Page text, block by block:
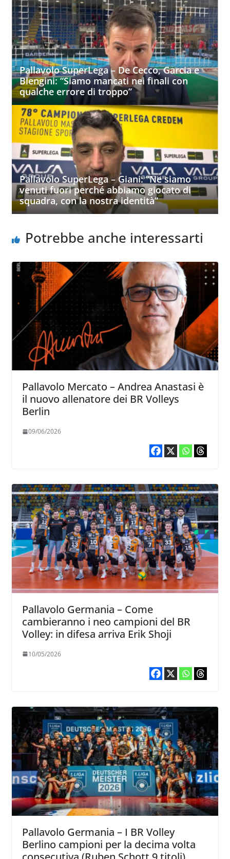
Pallavolo SuperLega – De Cecco, Garcia e
Blengini: “Siamo mancati nei finali con
qualche errore di troppo”
Pallavolo SuperLega – Giani: “Ne siamo
venuti fuori perché abbiamo giocato di
squadra, con la nostra identità”
Potrebbe anche interessarti
Pallavolo Mercato – Andrea Anastasi è
il nuovo allenatore dei BR Volleys
Berlin
09/06/2026
Pallavolo Germania – Come
cambieranno i neo campioni del BR
Volley: in difesa arriva Erik Shoji
10/05/2026
Pallavolo Germania – I BR Volley
Berlino campioni per la decima volta